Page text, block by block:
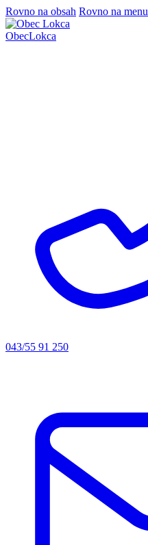
Rovno na obsah Rovno na menu
ObecLokca
043/55 91 250